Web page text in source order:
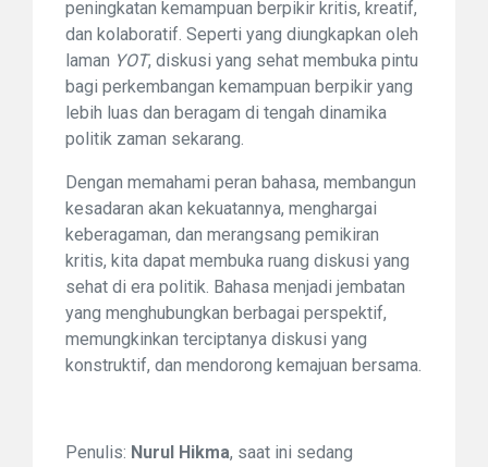
peningkatan kemampuan berpikir kritis, kreatif,
dan kolaboratif. Seperti yang diungkapkan oleh
laman YOT, diskusi yang sehat membuka pintu
bagi perkembangan kemampuan berpikir yang
lebih luas dan beragam di tengah dinamika
politik zaman sekarang.
Dengan memahami peran bahasa, membangun
kesadaran akan kekuatannya, menghargai
keberagaman, dan merangsang pemikiran
kritis, kita dapat membuka ruang diskusi yang
sehat di era politik. Bahasa menjadi jembatan
yang menghubungkan berbagai perspektif,
memungkinkan terciptanya diskusi yang
konstruktif, dan mendorong kemajuan bersama.
Penulis: Nurul Hikma, saat ini sedang